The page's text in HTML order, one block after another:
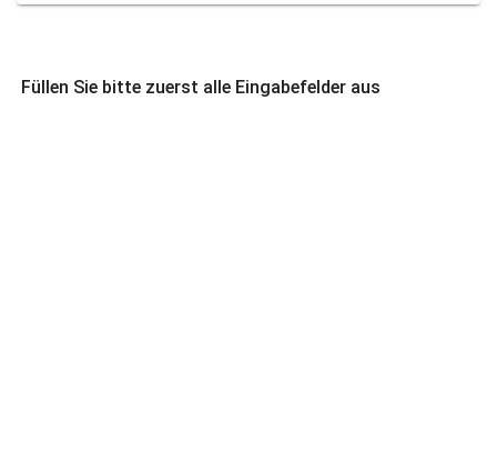
Füllen Sie bitte zuerst alle Eingabefelder aus